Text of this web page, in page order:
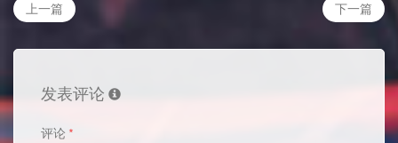
下一篇
上一篇
发表评论
评论 *